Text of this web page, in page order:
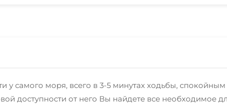
у самого моря, всего в 3-5 минутах ходьбы,
доступности от него Вы найдете все необходимое